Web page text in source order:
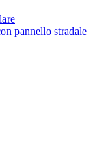
pannello stradale